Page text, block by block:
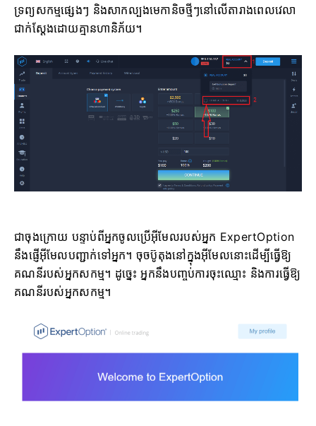
ទ្រព្យសកម្មផ្សេងៗ និងសាកល្បងមេកានិចថ្មីៗនៅលើតារាងពេលវេលា
ជាក់ស្តែងដោយគ្មានហានិភ័យ។
ជាចុងក្រោយ បន្ទាប់ពីអ្នកចូលប្រើអ៊ីមែលរបស់អ្នក ExpertOption
នឹងផ្ញើអ៊ីមែលបញ្ជាក់ទៅអ្នក។ ចុចប៊ូតុងនៅក្នុងអ៊ីមែលនោះដើម្បីធ្វើឱ្យ
គណនីរបស់អ្នកសកម្ម។ ដូច្នេះ អ្នកនឹងបញ្ចប់ការចុះឈ្មោះ និងការធ្វើឱ្យ
គណនីរបស់អ្នកសកម្ម។